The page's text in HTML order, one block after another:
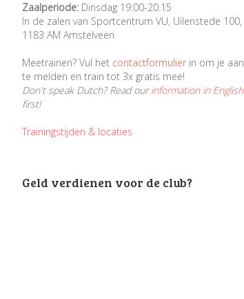
Zaalperiode: Dinsdag 19:00-20.15
In de zalen van Sportcentrum VU, Uilenstede 100,
1183 AM Amstelveen
Meetrainen? Vul het contactformulier in om je aan
te melden en train tot 3x gratis mee!
Don't speak Dutch? Read ourinformation in English
first!
Trainingstijden & locaties
Geld verdienen voor de club?